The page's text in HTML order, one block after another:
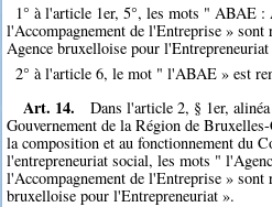
1° à l'article 1er, 5°, les mots " ABAE
l'Accompagnement de l'Entreprise »
Agence bruxelloise pour
2° à l'article 6, le mot " l'ABAE » est
Art. 14.
Dans l'article 2, § 1er,
Gouvernement de la Région de
la composition et au fonctionnement du
l'entrepreneuriat social, les mots "
l'Accompagnement de l'Entreprise »
bruxelloise pour l'Entrepreneuriat ».